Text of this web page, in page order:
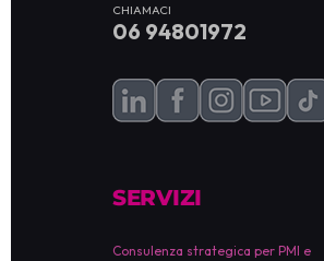
CHIAMACI
06 94801972
SERVIZI
Consulenza strategica per PMI e